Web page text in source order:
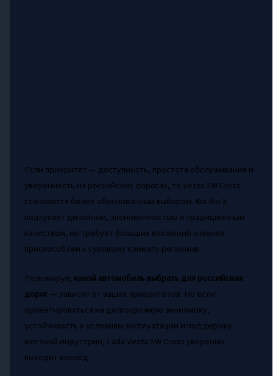
Если приоритет — доступность, простота обслуживания и
уверенность на российских дорогах, то Vesta SW Cross
становится более обоснованным выбором. Kia Rio X
подкупает дизайном, экономичностью и традиционным
качеством, но требует больших вложений и менее
приспособлен к суровому климату регионов.
Резюмируя, какой автомобиль выбрать для российских
дорог— зависит от ваших приоритетов. Но если
ориентироваться на долгосрочную экономику,
устойчивость к условиям эксплуатации и поддержку
местной индустрии, Lada Vesta SW Cross уверенно
выходит вперёд.